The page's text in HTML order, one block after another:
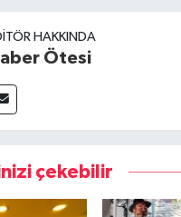
HAKKINDA
Ötesi
çekebilir